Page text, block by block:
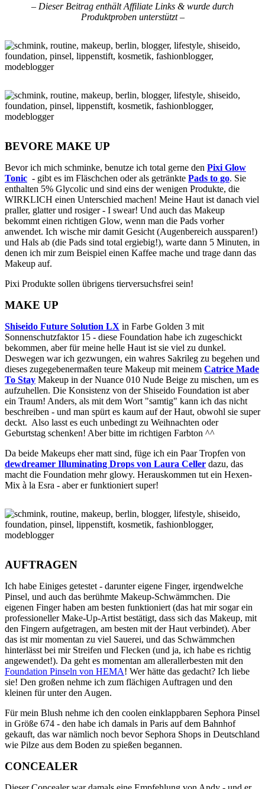
– Dieser Beitrag enthält Affiliate Links & wurde durch
Produktproben unterstützt –
BEVORE MAKE UP
Bevor ich mich schminke, benutze ich total gerne den Pixi Glow
Tonic - gibt es im Fläschchen oder als getränkte Pads to go. Sie
enthalten 5% Glycolic und sind eins der wenigen Produkte, die
WIRKLICH einen Unterschied machen! Meine Haut ist danach viel
praller, glatter und rosiger - I swear! Und auch das Makeup
bekommt einen richtigen Glow, wenn man die Pads vorher
anwendet. Ich wische mir damit Gesicht (Augenbereich aussparen!)
und Hals ab (die Pads sind total ergiebig!), warte dann 5 Minuten, in
denen ich mir zum Beispiel einen Kaffee mache und trage dann das
Makeup auf.
Pixi Produkte sollen übrigens tierversuchsfrei sein!
MAKE UP
Shiseido Future Solution LX in Farbe Golden 3 mit
Sonnenschutzfaktor 15 - diese Foundation habe ich zugeschickt
bekommen, aber für meine helle Haut ist sie viel zu dunkel.
Deswegen war ich gezwungen, ein wahres Sakrileg zu begehen und
dieses zugegebenermaßen teure Makeup mit meinem Catrice Made
To Stay Makeup in der Nuance 010 Nude Beige zu mischen, um es
aufzuhellen. Die Konsistenz von der Shiseido Foundation ist aber
ein Traum! Anders, als mit dem Wort "samtig" kann ich das nicht
beschreiben - und man spürt es kaum auf der Haut, obwohl sie super
deckt. Also lasst es euch unbedingt zu Weihnachten oder
Geburtstag schenken! Aber bitte im richtigen Farbton ^^
Da beide Makeups eher matt sind, füge ich ein Paar Tropfen von
dewdreamer Illuminating Drops von Laura Celler dazu, das
macht die Foundation mehr glowy. Herauskommen tut ein Hexen-
Mix à la Esra - aber er funktioniert super!
AUFTRAGEN
Ich habe Einiges getestet - darunter eigene Finger, irgendwelche
Pinsel, und auch das berühmte Makeup-Schwämmchen. Die
eigenen Finger haben am besten funktioniert (das hat mir sogar ein
professioneller Make-Up-Artist bestätigt, dass sich das Makeup, mit
den Fingern aufgetragen, am besten mit der Haut verbindet). Aber
das ist mir momentan zu viel Sauerei, und das Schwämmchen
hinterlässt bei mir Streifen und Flecken (und ja, ich habe es richtig
angewendet!). Da geht es momentan am allerallerbesten mit den
Foundation Pinseln von HEMA! Wer hätte das gedacht? Ich liebe
sie! Den großen nehme ich zum flächigen Auftragen und den
kleinen für unter den Augen.
Für mein Blush nehme ich den coolen einklappbaren Sephora Pinsel
in Größe 674 - den habe ich damals in Paris auf dem Bahnhof
gekauft, das war nämlich noch bevor Sephora Shops in Deutschland
wie Pilze aus dem Boden zu spießen begannen.
CONCEALER